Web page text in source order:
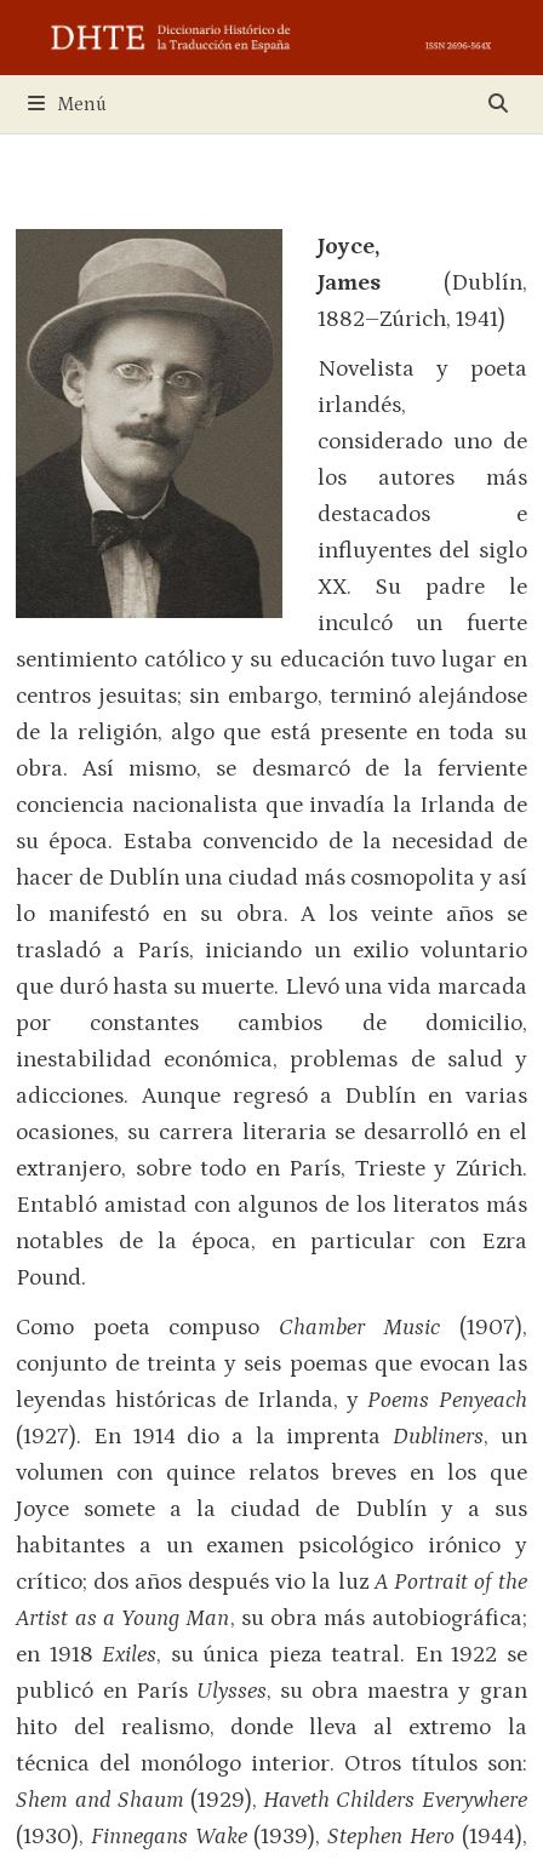
contenido
Menú
Joyce,
James(Dublín,
1882–Zúrich, 1941)
Novelista y poeta
irlandés,
considerado uno de
los autores más
destacados e
influyentes del siglo
XX. Su padre le
inculcó un fuerte
sentimiento católico y su educación tuvo lugar en
centros jesuitas; sin embargo, terminó alejándose
de la religión, algo que está presente en toda su
obra. Así mismo, se desmarcó de la ferviente
conciencia nacionalista que invadía la Irlanda de
su época. Estaba convencido de la necesidad de
hacer de Dublín una ciudad más cosmopolita y así
lo manifestó en su obra. A los veinte años se
trasladó a París, iniciando un exilio voluntario
que duró hasta su muerte. Llevó una vida marcada
por constantes cambios de domicilio,
inestabilidad económica, problemas de salud y
adicciones. Aunque regresó a Dublín en varias
ocasiones, su carrera literaria se desarrolló en el
extranjero, sobre todo en París, Trieste y Zúrich.
Entabló amistad con algunos de los literatos más
notables de la época, en particular con Ezra
Pound.
Como poeta compuso Chamber Music (1907),
conjunto de treinta y seis poemas que evocan las
leyendas históricas de Irlanda, yPoems Penyeach
(1927). En 1914 dio a la imprenta Dubliners, un
volumen con quince relatos breves en los que
Joyce somete a la ciudad de Dublín y a sus
habitantes a un examen psicológico irónico y
crítico; dos años después vio la luzA Portrait of the
Artist as a Young Man, su obra más autobiográfica;
en 1918Exiles, su única pieza teatral. En 1922 se
publicó en París Ulysses, su obra maestra y gran
hito del realismo, donde lleva al extremo la
técnica del monólogo interior. Otros títulos son:
Shem and Shaum (1929),Haveth Childers Everywhere
(1930),Finnegans Wake(1939),Stephen Hero(1944),